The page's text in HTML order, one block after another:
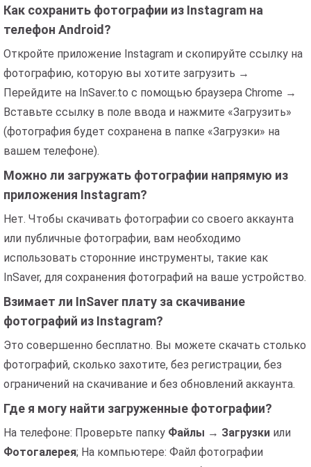
Как сохранить фотографии из Instagram на
телефон Android?
Откройте приложение Instagram и скопируйте ссылку на
фотографию, которую вы хотите загрузить →
Перейдите на InSaver.to с помощью браузера Chrome →
Вставьте ссылку в поле ввода и нажмите «Загрузить»
(фотография будет сохранена в папке «Загрузки» на
вашем телефоне).
Можно ли загружать фотографии напрямую из
приложения Instagram?
Нет. Чтобы скачивать фотографии со своего аккаунта
или публичные фотографии, вам необходимо
использовать сторонние инструменты, такие как
InSaver, для сохранения фотографий на ваше устройство.
Взимает ли InSaver плату за скачивание
фотографий из Instagram?
Это совершенно бесплатно. Вы можете скачать столько
фотографий, сколько захотите, без регистрации, без
ограничений на скачивание и без обновлений аккаунта.
Где я могу найти загруженные фотографии?
На телефоне: Проверьте папку Файлы → Загрузки или
Фотогалерея; На компьютере: Файл фотографии